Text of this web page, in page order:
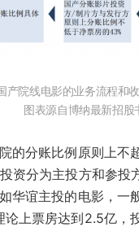
产院线电影的业务流程和
图表源自博纳最新招股
的分账比例原则上不
资分为主投方和参投
华谊主投的电影，一
上票房达到2.5亿，